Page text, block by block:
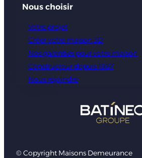
Nous choisir
Votre projet
Créer votre maison 3D
Nos garanties pour votre maison
Constructeur depuis 1987
Nous rejoindre
© Copyright Maisons Demeurance